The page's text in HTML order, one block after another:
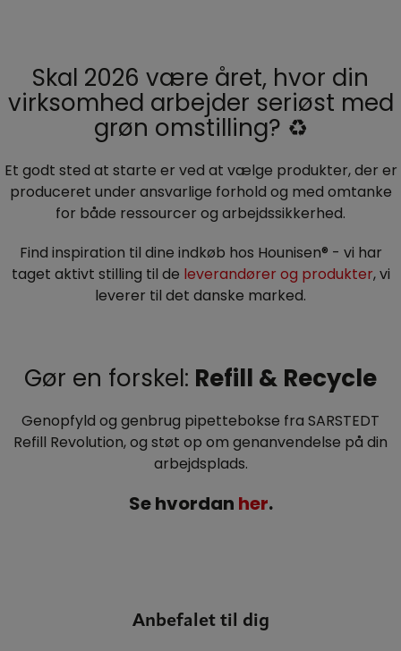
Skal 2026 være året, hvor din
virksomhed arbejder seriøst med
grøn omstilling? ♻️
Et godt sted at starte er ved at vælge produkter, der er
produceret under ansvarlige forhold og med omtanke
for både ressourcer og arbejdssikkerhed.
Find inspiration til dine indkøb hos Hounisen® - vi har
taget aktivt stilling til de leverandører og produkter, vi
leverer til det danske marked.
Gør en forskel: Refill & Recycle
Genopfyld og genbrug pipettebokse fra SARSTEDT
Refill Revolution, og støt op om genanvendelse på din
arbejdsplads.
Se hvordan her.
Anbefalet til dig